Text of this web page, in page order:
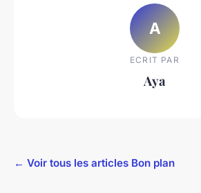
A
ECRIT PAR
Aya
← Voir tous les articles Bon plan